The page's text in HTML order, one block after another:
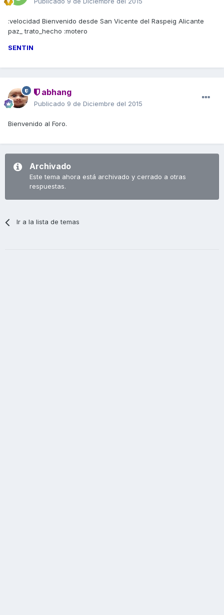
:velocidad Bienvenido desde San Vicente del Raspeig Alicante
paz_ trato_hecho :motero
SENTIN
abhang
Publicado 9 de Diciembre del 2015
Bienvenido al Foro.
Archivado
Este tema ahora está archivado y cerrado a otras
respuestas.
Ir a la lista de temas